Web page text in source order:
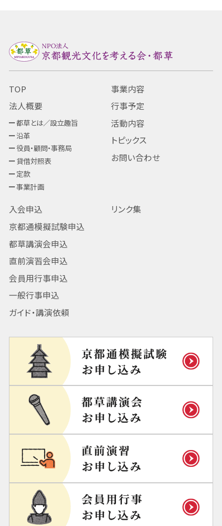
TOP
法人概要
都草とは／設立趣旨
沿革
役員・顧問・事務局
貸借対照表
定款
事業計画
事業内容
行事予定
活動内容
トピックス
お問い合わせ
入会申込
京都通模擬試験申込
都草講演会申込
直前演習会申込
会員用行事申込
一般行事申込
ガイド・講演依頼
リンク集